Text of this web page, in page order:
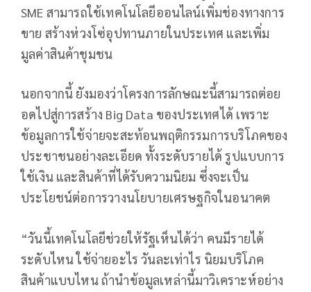
SME สามารถใช้เทคโนโลยีออนไลน์เพิ่มช่องทางการ
ขาย สร้างห่วงโซ่อุปทานภายในประเทศ และเพิ่ม
มูลค่าสินค้าชุมชน
นอกจากนี้ ยังมองว่าโครงการลักษณะนี้สามารถต่อย
อดไปสู่การสร้าง Big Data ของประเทศได้ เพราะ
ข้อมูลการใช้จ่ายจะสะท้อนพฤติกรรมการบริโภคของ
ประชาชนอย่างละเอียด ทั้งระดับรายได้ รูปแบบการ
ใช้เงิน และสินค้าที่ได้รับความนิยม ซึ่งจะเป็น
ประโยชน์ต่อการวางนโยบายเศรษฐกิจในอนาคต
“วันนี้เทคโนโลยีช่วยให้รัฐเห็นได้ว่า คนมีรายได้
ระดับไหน ใช้จ่ายอะไร วันละเท่าไร นิยมบริโภค
สินค้าแบบไหน ถ้านำข้อมูลเหล่านี้มาวิเคราะห์อย่าง